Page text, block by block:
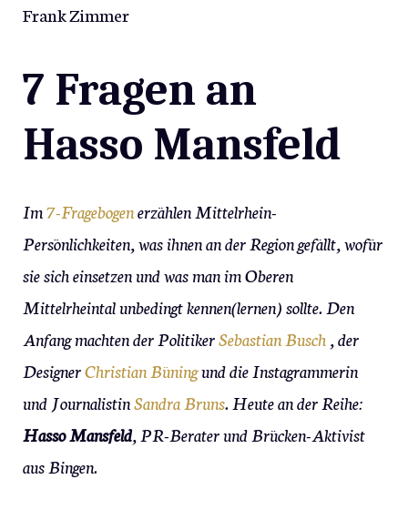
Frank Zimmer
7 Fragen an
Hasso Mansfeld
Im7-Fragebogenerzählen Mittelrhein-
Persönlichkeiten, was ihnen an der Region gefällt, wofür
sie sich einsetzen und was man im Oberen
Mittelrheintal unbedingt kennen(lernen) sollte. Den
Anfang machten der PolitikerSebastian Busch , der
DesignerChristian Büningund die Instagrammerin
und JournalistinSandra Bruns. Heute an der Reihe:
Hasso Mansfeld, PR-Berater und Brücken-Aktivist
aus Bingen.